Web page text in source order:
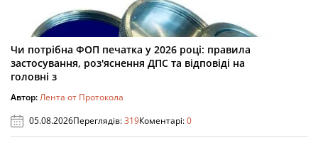
Чи потрібна ФОП печатка у 2026 році: правила
застосування, роз'яснення ДПС та відповіді на
головні з
Автор:Лента от Протокола
05.08.2026Переглядів:319Коментарі:0